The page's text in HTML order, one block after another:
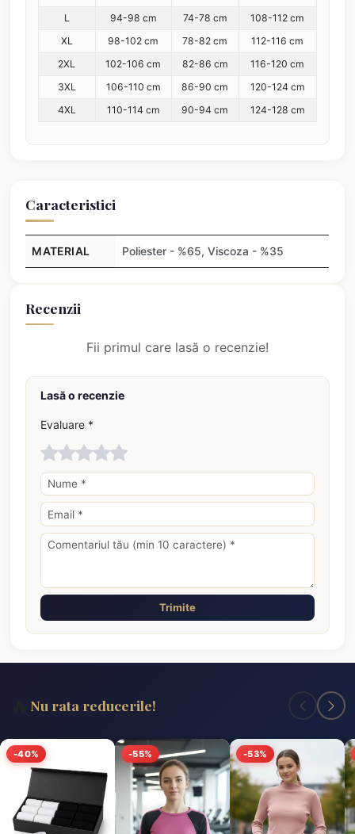
L
94-98 cm 74-78 cm
108-112 cm
XL
98-102 cm 78-82 cm
112-116 cm
2XL
102-106 cm 82-86 cm
116-120 cm
3XL
106-110 cm 86-90 cm
120-124 cm
4XL
110-114 cm 90-94 cm 124-128 cm
Caracteristici
MATERIAL Poliester - %65, Viscoza - %35
Recenzii
Fii primul care lasă o recenzie!
Lasă o recenzie
Evaluare *
Trimite
Nu rata reducerile!
-40% -55% -53%